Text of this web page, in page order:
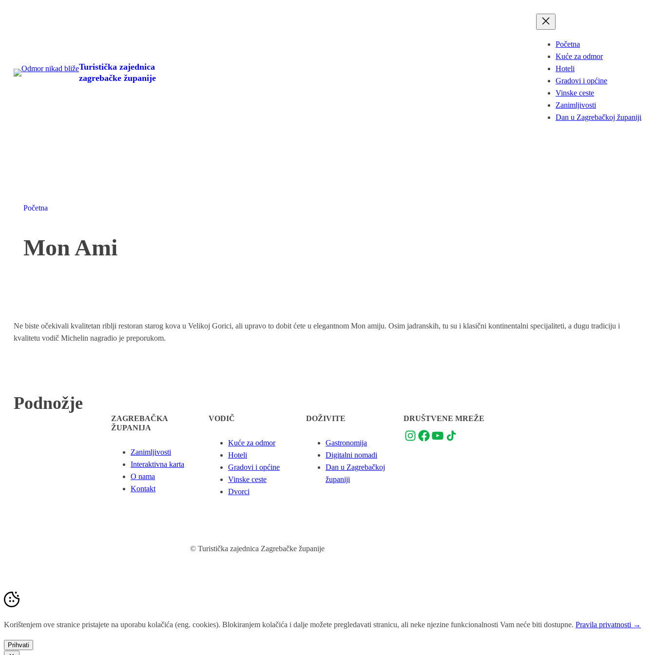
Turistička zajednica
zagrebačke županije
Početna
Kuće za odmor
Hoteli
Gradovi i općine
Vinske ceste
Zanimljivosti
Dan u Zagrebačkoj županiji
Početna
Mon Ami
Ne biste očekivali kvalitetan riblji restoran starog kova u Velikoj Gorici, ali upravo to dobit ćete u elegantnom Mon amiju. Osim jadranskih, tu su i klasični kontinentalni specijaliteti, a dugu tradiciju i
kvalitetu vodič Michelin nagradio je preporukom.
Podnožje
ZAGREBAČKA
ŽUPANIJA
Zanimljivosti
Interaktivna karta
O nama
Kontakt
VODIČ
Kuće za odmor
Hoteli
Gradovi i općine
Vinske ceste
Dvorci
DOŽIVITE
Gastronomija
Digitalni nomadi
Dan u Zagrebačkoj
županiji
DRUŠTVENE MREŽE
© Turistička zajednica Zagrebačke županije
Korištenjem ove stranice pristajete na uporabu kolačića (eng. cookies). Blokiranjem kolačića i dalje možete pregledavati stranicu, ali neke njezine funkcionalnosti Vam neće biti dostupne. Pravila privatnosti →
Prihvati